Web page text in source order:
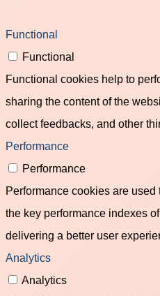
Functional
Functional
Functional cookies help to
sharing the content of the
collect feedbacks, and other
Performance
Performance
Performance cookies are
the key performance indexes
delivering a better user
Analytics
Analytics